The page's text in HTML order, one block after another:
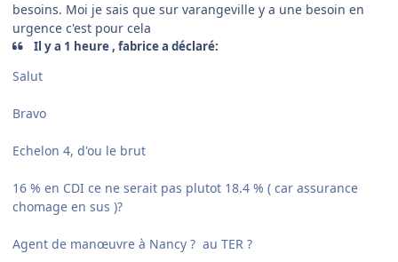
besoins. Moi je sais que sur varangeville y a une besoin en
urgence c'est pour cela
Il y a 1 heure , fabrice a déclaré:
Salut
Bravo
Echelon 4, d'ou le brut
16 % en CDI ce ne serait pas plutot 18.4 % ( car assurance
chomage en sus )?
Agent de manœuvre à Nancy ? au TER ?